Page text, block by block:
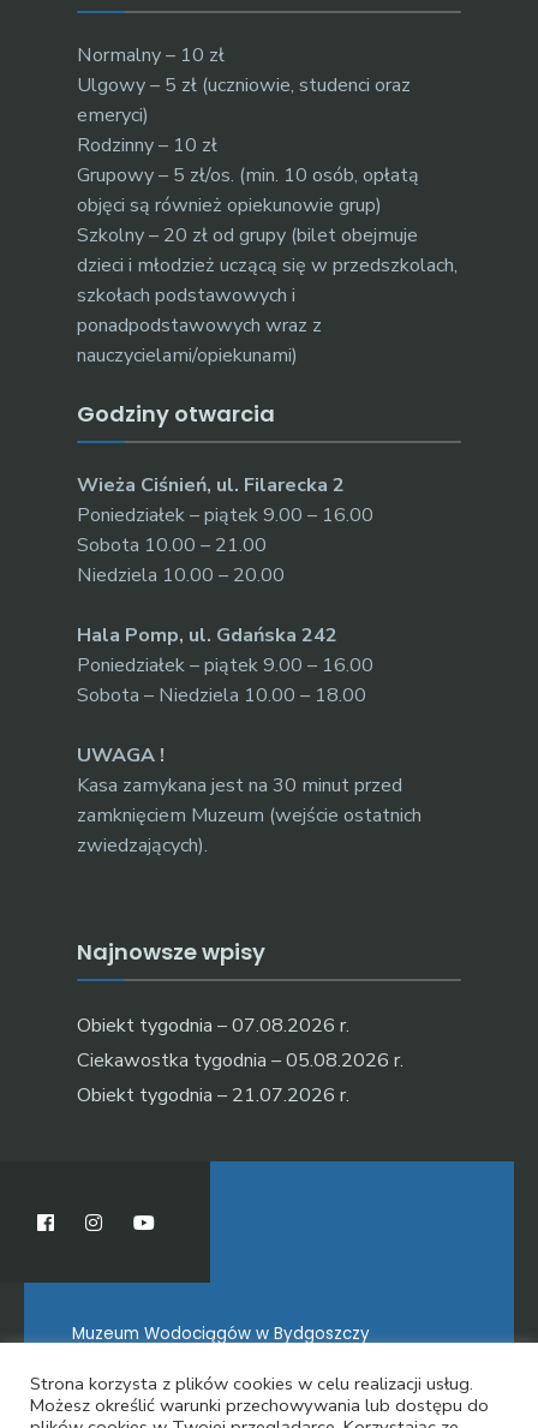
Normalny – 10 zł
Ulgowy – 5 zł (uczniowie, studenci oraz
emeryci)
Rodzinny – 10 zł
Grupowy – 5 zł/os. (min. 10 osób, opłatą
objęci są również opiekunowie grup)
Szkolny – 20 zł od grupy (bilet obejmuje
dzieci i młodzież uczącą się w przedszkolach,
szkołach podstawowych i
ponadpodstawowych wraz z
nauczycielami/opiekunami)
Godziny otwarcia
Wieża Ciśnień, ul. Filarecka 2
Poniedziałek – piątek 9.00 – 16.00
Sobota 10.00 – 21.00
Niedziela 10.00 – 20.00
Hala Pomp, ul. Gdańska 242
Poniedziałek – piątek 9.00 – 16.00
Sobota – Niedziela 10.00 – 18.00
UWAGA !
Kasa zamykana jest na 30 minut przed
zamknięciem Muzeum (wejście ostatnich
zwiedzających).
Najnowsze wpisy
Obiekt tygodnia – 07.08.2026 r.
Ciekawostka tygodnia – 05.08.2026 r.
Obiekt tygodnia – 21.07.2026 r.
Muzeum Wodociągów w Bydgoszczy
Strona korzysta z plików cookies w celu realizacji usług.
Możesz określić warunki przechowywania lub dostępu do